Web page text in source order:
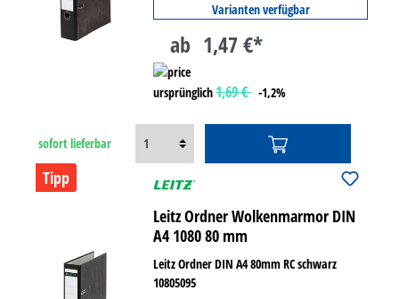
Varianten verfügbar
ab 1,47 €*
ursprünglich1,69 € -1,2%
sofort lieferbar
Tipp
Leitz Ordner Wolkenmarmor DIN
A4 1080 80 mm
Leitz Ordner DIN A4 80mm RC schwarz
10805095